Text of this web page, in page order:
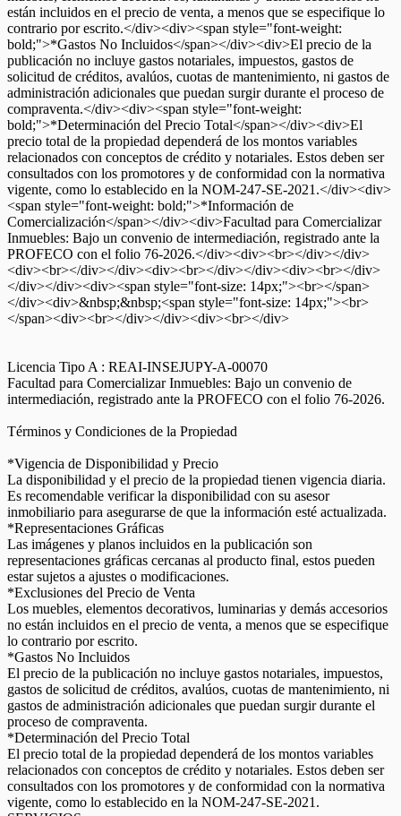
están incluidos en el precio de venta, a menos que se especifique lo
contrario por escrito.</div><div><span style="font-weight:
bold;">*Gastos No Incluidos</span></div><div>El precio de la
publicación no incluye gastos notariales, impuestos, gastos de
solicitud de créditos, avalúos, cuotas de mantenimiento, ni gastos de
administración adicionales que puedan surgir durante el proceso de
compraventa.</div><div><span style="font-weight:
bold;">*Determinación del Precio Total</span></div><div>El
precio total de la propiedad dependerá de los montos variables
relacionados con conceptos de crédito y notariales. Estos deben ser
consultados con los promotores y de conformidad con la normativa
vigente, como lo establecido en la NOM-247-SE-2021.</div><div>
<span style="font-weight: bold;">*Información de
Comercialización</span></div><div>Facultad para Comercializar
Inmuebles: Bajo un convenio de intermediación, registrado ante la
PROFECO con el folio 76-2026.</div><div><br></div></div>
<div><br></div></div><div><br></div></div><div><br></div>
</div></div><div><span style="font-size: 14px;"><br></span>
</div><div>&nbsp;&nbsp;<span style="font-size: 14px;"><br>
</span><div><br></div></div><div><br></div>
Licencia Tipo A : REAI-INSEJUPY-A-00070
Facultad para Comercializar Inmuebles: Bajo un convenio de
intermediación, registrado ante la PROFECO con el folio 76-2026.
Términos y Condiciones de la Propiedad
*Vigencia de Disponibilidad y Precio
La disponibilidad y el precio de la propiedad tienen vigencia diaria.
Es recomendable verificar la disponibilidad con su asesor
inmobiliario para asegurarse de que la información esté actualizada.
*Representaciones Gráficas
Las imágenes y planos incluidos en la publicación son
representaciones gráficas cercanas al producto final, estos pueden
estar sujetos a ajustes o modificaciones.
*Exclusiones del Precio de Venta
Los muebles, elementos decorativos, luminarias y demás accesorios
no están incluidos en el precio de venta, a menos que se especifique
lo contrario por escrito.
*Gastos No Incluidos
El precio de la publicación no incluye gastos notariales, impuestos,
gastos de solicitud de créditos, avalúos, cuotas de mantenimiento, ni
gastos de administración adicionales que puedan surgir durante el
proceso de compraventa.
*Determinación del Precio Total
El precio total de la propiedad dependerá de los montos variables
relacionados con conceptos de crédito y notariales. Estos deben ser
consultados con los promotores y de conformidad con la normativa
vigente, como lo establecido en la NOM-247-SE-2021.